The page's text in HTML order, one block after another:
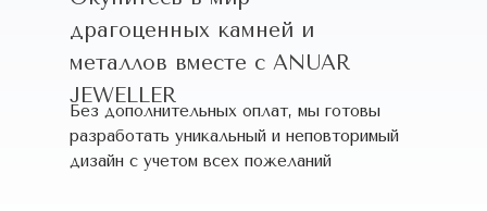
драгоценных камней и
металлов вместе с ANUAR
JEWELLER
Без дополнительных оплат, мы готовы
разработать уникальный и неповторимый
дизайн c учетом всех пожеланий